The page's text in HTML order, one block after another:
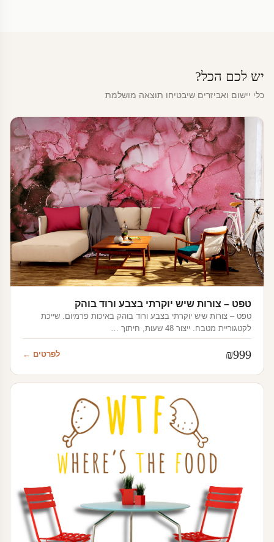
יש לכם הכל?
כלי יישום ואביזרים שיבטיחו תוצאה מושלמת
טפט – צורות שיש יוקרתי בצבע ורוד בוהק
טפט – צורות שיש יוקרתי בצבע ורוד בוהק באיכות פרמיום. שייכת
לקטגוריית מטבח. ייצור 48 שעות, חיתוך …
₪999 לפרטים ←